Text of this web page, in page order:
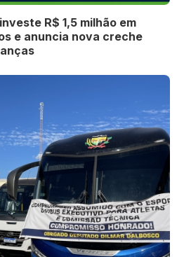
R$ 1,5 milhão em
e anuncia nova creche